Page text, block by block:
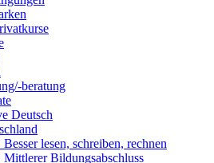
beratung
Deutsch
lesen, schreiben, rechnen
Bildungsabschluss